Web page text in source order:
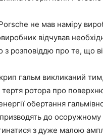
не мав наміру
відчував
з розповіддю про те, що
гальм викликаний
тертя ротора про
обертання
призводять до
з дуже малою